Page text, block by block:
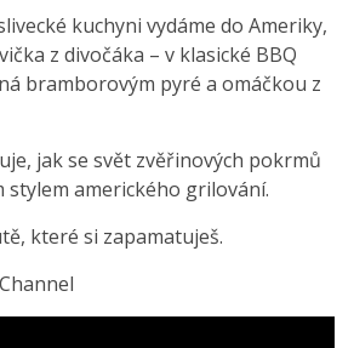
kuchyni vydáme do Ameriky,
z divočáka – v klasické BBQ
bramborovým pyré a omáčkou z
jak se svět zvěřinových pokrmů
stylem amerického grilování.
které si zapamatuješ.